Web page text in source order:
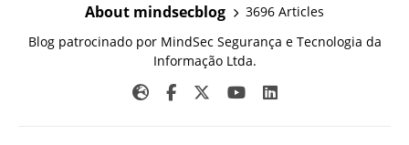
About mindsecblog
3696 Articles
Blog patrocinado por MindSec Segurança e Tecnologia da
Informação Ltda.